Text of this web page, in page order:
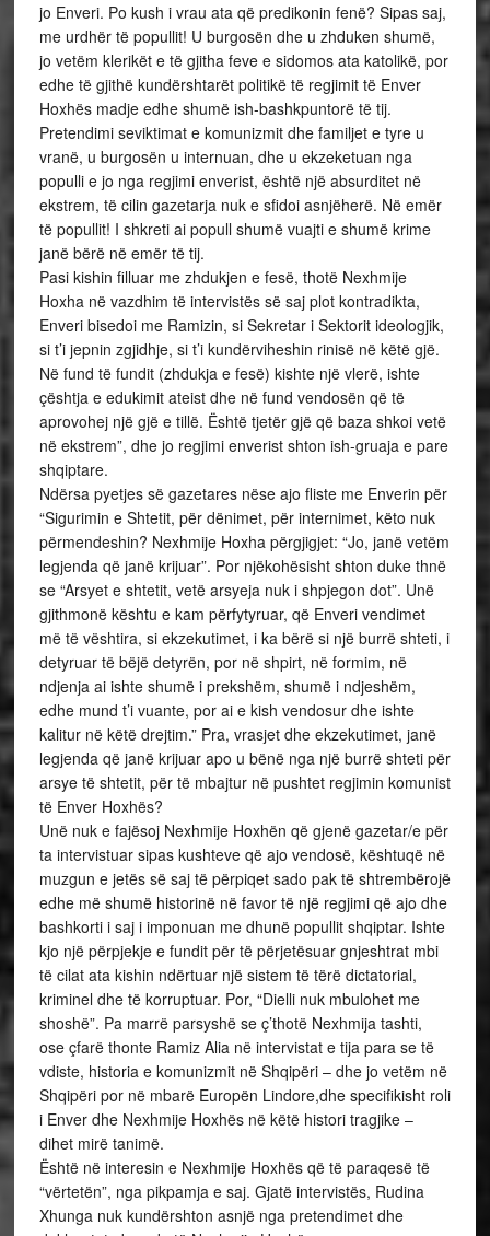
jo Enveri. Po kush i vrau ata që predikonin fenë? Sipas saj,
me urdhër të popullit! U burgosën dhe u zhduken shumë,
jo vetëm klerikët e të gjitha feve e sidomos ata katolikë, por
edhe të gjithë kundërshtarët politikë të regjimit të Enver
Hoxhës madje edhe shumë ish-bashkpuntorë të tij.
Pretendimi seviktimat e komunizmit dhe familjet e tyre u
vranë, u burgosën u internuan, dhe u ekzeketuan nga
populli e jo nga regjimi enverist, është një absurditet në
ekstrem, të cilin gazetarja nuk e sfidoi asnjëherë. Në emër
të popullit! I shkreti ai popull shumë vuajti e shumë krime
janë bërë në emër të tij.
Pasi kishin filluar me zhdukjen e fesë, thotë Nexhmije
Hoxha në vazdhim të intervistës së saj plot kontradikta,
Enveri bisedoi me Ramizin, si Sekretar i Sektorit ideologjik,
si t’i jepnin zgjidhje, si t’i kundërviheshin rinisë në këtë gjë.
Në fund të fundit (zhdukja e fesë) kishte një vlerë, ishte
çështja e edukimit ateist dhe në fund vendosën që të
aprovohej një gjë e tillë. Është tjetër gjë që baza shkoi vetë
në ekstrem”, dhe jo regjimi enverist shton ish-gruaja e pare
shqiptare.
Ndërsa pyetjes së gazetares nëse ajo fliste me Enverin për
“Sigurimin e Shtetit, për dënimet, për internimet, këto nuk
përmendeshin? Nexhmije Hoxha përgjigjet: “Jo, janë vetëm
legjenda që janë krijuar”. Por njëkohësisht shton duke thnë
se “Arsyet e shtetit, vetë arsyeja nuk i shpjegon dot”. Unë
gjithmonë kështu e kam përfytyruar, që Enveri vendimet
më të vështira, si ekzekutimet, i ka bërë si një burrë shteti, i
detyruar të bëjë detyrën, por në shpirt, në formim, në
ndjenja ai ishte shumë i prekshëm, shumë i ndjeshëm,
edhe mund t’i vuante, por ai e kish vendosur dhe ishte
kalitur në këtë drejtim.” Pra, vrasjet dhe ekzekutimet, janë
legjenda që janë krijuar apo u bënë nga një burrë shteti për
arsye të shtetit, për të mbajtur në pushtet regjimin komunist
të Enver Hoxhës?
Unë nuk e fajësoj Nexhmije Hoxhën që gjenë gazetar/e për
ta intervistuar sipas kushteve që ajo vendosë, kështuqë në
muzgun e jetës së saj të përpiqet sado pak të shtrembërojë
edhe më shumë historinë në favor të një regjimi që ajo dhe
bashkorti i saj i imponuan me dhunë popullit shqiptar. Ishte
kjo një përpjekje e fundit për të përjetësuar gnjeshtrat mbi
të cilat ata kishin ndërtuar një sistem të tërë dictatorial,
kriminel dhe të korruptuar. Por, “Dielli nuk mbulohet me
shoshë”. Pa marrë parsyshë se ç’thotë Nexhmija tashti,
ose çfarë thonte Ramiz Alia në intervistat e tija para se të
vdiste, historia e komunizmit në Shqipëri – dhe jo vetëm në
Shqipëri por në mbarë Europën Lindore,dhe specifikisht roli
i Enver dhe Nexhmije Hoxhës në këtë histori tragjike –
dihet mirë tanimë.
Është në interesin e Nexhmije Hoxhës që të paraqesë të
“vërtetën”, nga pikpamja e saj. Gjatë intervistës, Rudina
Xhunga nuk kundërshton asnjë nga pretendimet dhe